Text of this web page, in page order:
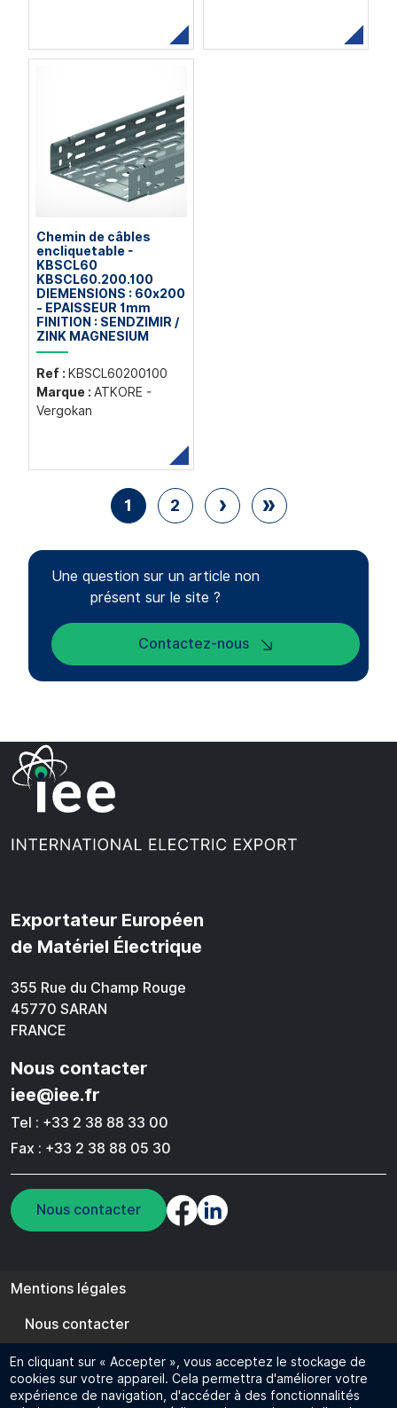
Chemin de câbles
encliquetable -
KBSCL60
KBSCL60.200.100
DIEMENSIONS : 60x200
- EPAISSEUR 1mm
FINITION : SENDZIMIR /
ZINK MAGNESIUM
Ref : KBSCL60200100
Marque : ATKORE -
Vergokan
Pagination
Page courante
1 Page
2 Page suivante
› Dernière
»
Une question sur un article non
présent sur le site ?
Contactez-nous
Exportateur Européen
de Matériel Électrique
355 Rue du Champ Rouge
45770 SARAN
FRANCE
Nous contacter
iee@iee.fr
Tel : +33 2 38 88 33 00
Fax : +33 2 38 88 05 30
Nous contacter
Pied de page
Mentions légales
Nous contacter
Cookie management
FR EN
En cliquant sur « Accepter », vous acceptez le stockage de
cookies sur votre appareil. Cela permettra d'améliorer votre
expérience de navigation, d'accéder à des fonctionnalités